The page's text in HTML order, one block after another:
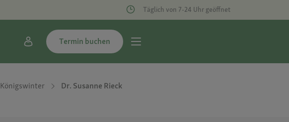
Täglich von 7-24 Uhr geöffnet
Termin buchen
Königswinter Dr. Susanne Rieck